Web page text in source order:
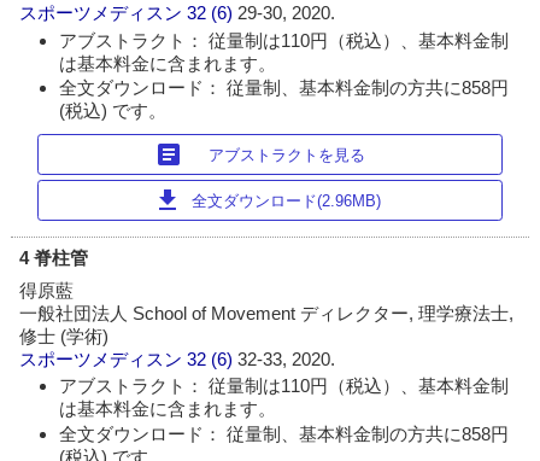
スポーツメディスン 32 (6) 29-30, 2020.
アブストラクト： 従量制は110円（税込）、基本料金制
は基本料金に含まれます。
全文ダウンロード： 従量制、基本料金制の方共に858円
(税込) です。
article アブストラクトを見る
download 全文ダウンロード(2.96MB)
4 脊柱管
得原藍
一般社団法人 School of Movement ディレクター, 理学療法士,
修士 (学術)
スポーツメディスン 32 (6)32-33, 2020.
アブストラクト： 従量制は110円（税込）、基本料金制
は基本料金に含まれます。
全文ダウンロード： 従量制、基本料金制の方共に858円